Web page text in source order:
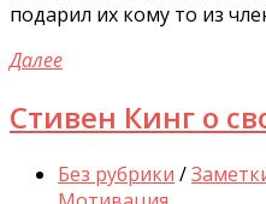
подарил их кому то из
Далее
Стивен Кинг о
Без рубрики /